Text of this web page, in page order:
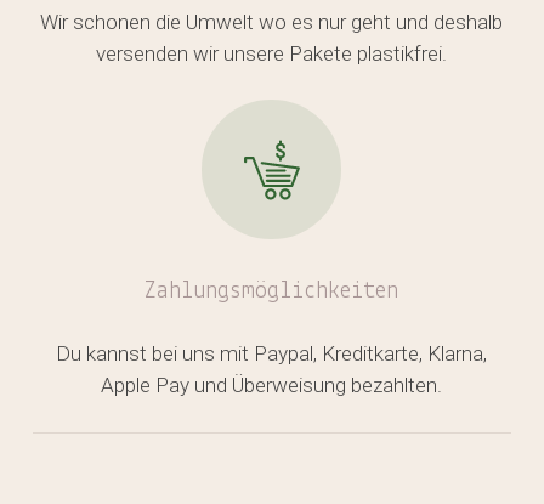
Wir schonen die Umwelt wo es nur geht und deshalb
versenden wir unsere Pakete plastikfrei.
Zahlungsmöglichkeiten
Du kannst bei uns mit Paypal, Kreditkarte, Klarna,
Apple Pay und Überweisung bezahlten.